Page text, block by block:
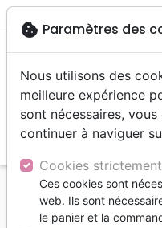
menu
Accueil Livres
Mon conseiller
cookie Paramètres des
Nous utilisons des
meilleure expérience
sont nécessaires,
continuer à naviguer
Cookies
Ces cookies sont
web. Ils sont
le panier et la